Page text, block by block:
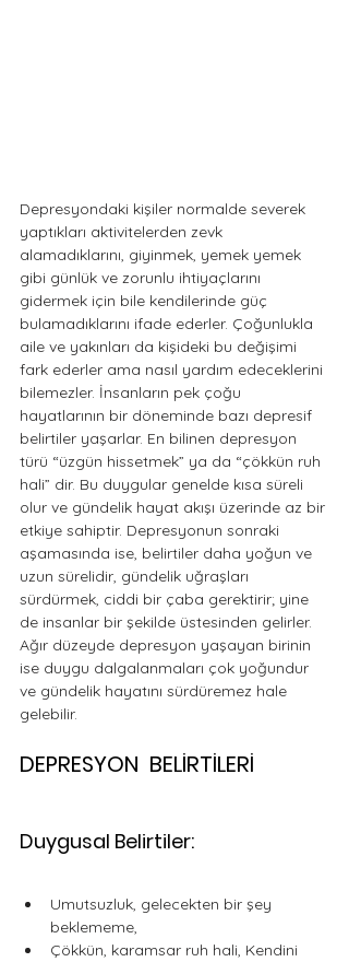
Depresyondaki kişiler normalde severek
yaptıkları aktivitelerden zevk
alamadıklarını, giyinmek, yemek yemek
gibi günlük ve zorunlu ihtiyaçlarını
gidermek için bile kendilerinde güç
bulamadıklarını ifade ederler. Çoğunlukla
aile ve yakınları da kişideki bu değişimi
fark ederler ama nasıl yardım edeceklerini
bilemezler. İnsanların pek çoğu
hayatlarının bir döneminde bazı depresif
belirtiler yaşarlar. En bilinen depresyon
türü “üzgün hissetmek” ya da “çökkün ruh
hali” dir. Bu duygular genelde kısa süreli
olur ve gündelik hayat akışı üzerinde az bir
etkiye sahiptir. Depresyonun sonraki
aşamasında ise, belirtiler daha yoğun ve
uzun sürelidir, gündelik uğraşları
sürdürmek, ciddi bir çaba gerektirir; yine
de insanlar bir şekilde üstesinden gelirler.
Ağır düzeyde depresyon yaşayan birinin
ise duygu dalgalanmaları çok yoğundur
ve gündelik hayatını sürdüremez hale
gelebilir.
DEPRESYON  BELİRTİLERİ
Duygusal Belirtiler:
Umutsuzluk, gelecekten bir şey
beklememe,
Çökkün, karamsar ruh hali, Kendini